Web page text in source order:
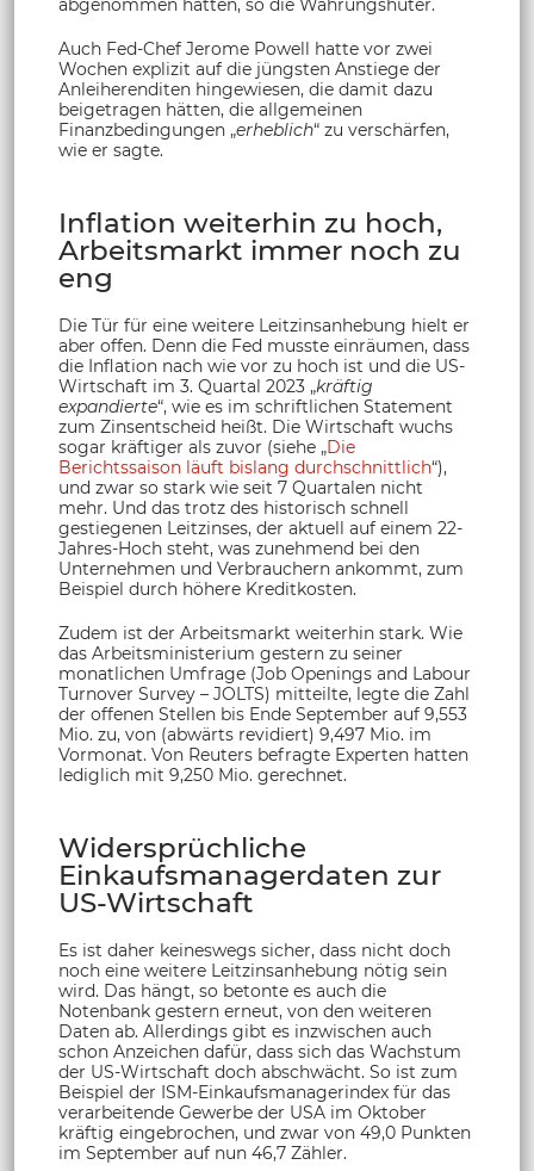
Auch Fed-Chef Jerome Powell hatte vor zwei
Wochen explizit auf die jüngsten Anstiege der
Anleiherenditen hingewiesen, die damit dazu
beigetragen hätten, die allgemeinen
Finanzbedingungen „erheblich“ zu verschärfen,
wie er sagte.
Inflation weiterhin zu hoch,
Arbeitsmarkt immer noch zu
eng
Die Tür für eine weitere Leitzinsanhebung hielt er
aber offen. Denn die Fed musste einräumen, dass
die Inflation nach wie vor zu hoch ist und die US-
Wirtschaft im 3. Quartal 2023 „kräftig
expandierte“, wie es im schriftlichen Statement
zum Zinsentscheid heißt. Die Wirtschaft wuchs
sogar kräftiger als zuvor (siehe „Die
Berichtssaison läuft bislang durchschnittlich“),
und zwar so stark wie seit 7 Quartalen nicht
mehr. Und das trotz des historisch schnell
gestiegenen Leitzinses, der aktuell auf einem 22-
Jahres-Hoch steht, was zunehmend bei den
Unternehmen und Verbrauchern ankommt, zum
Beispiel durch höhere Kreditkosten.
Zudem ist der Arbeitsmarkt weiterhin stark. Wie
das Arbeitsministerium gestern zu seiner
monatlichen Umfrage (Job Openings and Labour
Turnover Survey – JOLTS) mitteilte, legte die Zahl
der offenen Stellen bis Ende September auf 9,553
Mio. zu, von (abwärts revidiert) 9,497 Mio. im
Vormonat. Von Reuters befragte Experten hatten
lediglich mit 9,250 Mio. gerechnet.
Widersprüchliche
Einkaufsmanagerdaten zur
US-Wirtschaft
Es ist daher keineswegs sicher, dass nicht doch
noch eine weitere Leitzinsanhebung nötig sein
wird. Das hängt, so betonte es auch die
Notenbank gestern erneut, von den weiteren
Daten ab. Allerdings gibt es inzwischen auch
schon Anzeichen dafür, dass sich das Wachstum
der US-Wirtschaft doch abschwächt. So ist zum
Beispiel der ISM-Einkaufsmanagerindex für das
verarbeitende Gewerbe der USA im Oktober
kräftig eingebrochen, und zwar von 49,0 Punkten
im September auf nun 46,7 Zähler.